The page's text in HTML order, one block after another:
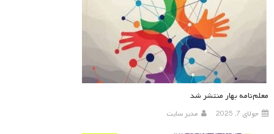
معلم‌نامه بهار منتشر شد
جولای 7, 2025 مدیر سایت